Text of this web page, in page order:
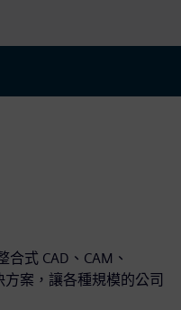
式 CAD、CAM、
案，讓各種規模的公司